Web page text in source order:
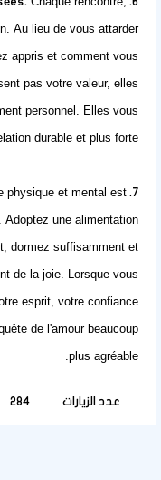
Au lieu de vous attarder
appris et comment vous
pas votre valeur, elles
personnel. Elles vous
durableet plus forte.
7. Prenez soin de vous.
physique et mental est
une alimentation
dormez suffisamment et
de la joie. Lorsque vous
esprit, votre confiance
de l'amour beaucoup
plus agréable.
عدد الزيارات 284